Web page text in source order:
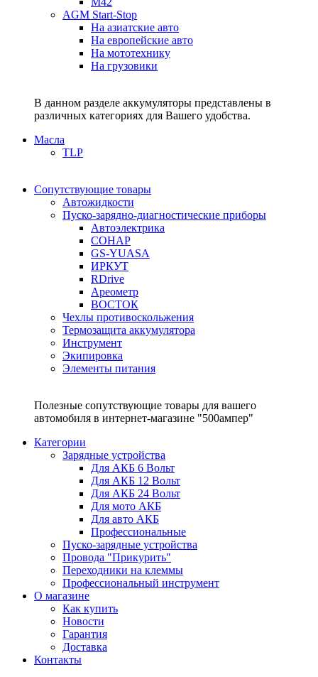
AGM Start-Stop
На азиатские авто
На европейские авто
На мототехнику
На грузовики
В данном разделе аккумуляторы представлены в
различных категориях для Вашего удобства.
Масла
TLP
Сопутствующие товары
Автожидкости
Пуско-зарядно-диагностические приборы
Автоэлектрика
СОНАР
GS-YUASA
ИРКУТ
RDrive
Ареометр
ВОСТОК
Чехлы противоскольжения
Термозащита аккумулятора
Инструмент
Экипировка
Элементы питания
Полезные сопутствующие товары для вашего
автомобиля в интернет-магазине "500ампер"
Категории
Зарядные устройства
Для АКБ 6 Вольт
Для АКБ 12 Вольт
Для АКБ 24 Вольт
Для мото АКБ
Для авто АКБ
Профессиональные
Пуско-зарядные устройства
Провода "Прикурить"
Переходники на клеммы
Профессиональный инструмент
О магазине
Как купить
Новости
Гарантия
Доставка
Контакты